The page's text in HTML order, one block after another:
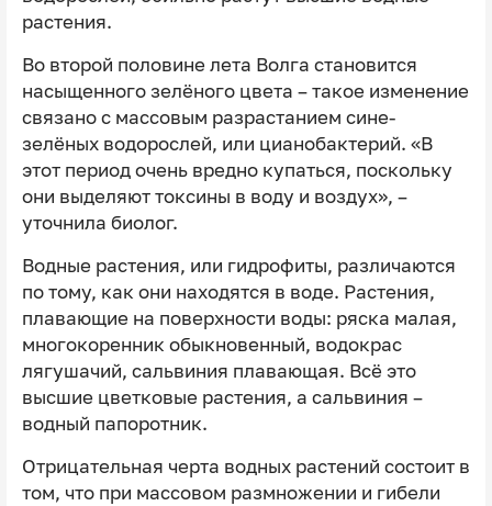
растения.
Во второй половине лета Волга становится
насыщенного зелёного цвета – такое изменение
связано с массовым разрастанием сине-
зелёных водорослей, или цианобактерий. «В
этот период очень вредно купаться, поскольку
они выделяют токсины в воду и воздух», –
уточнила биолог.
Водные растения, или гидрофиты, различаются
по тому, как они находятся в воде. Растения,
плавающие на поверхности воды: ряска малая,
многокоренник обыкновенный, водокрас
лягушачий, сальвиния плавающая. Всё это
высшие цветковые растения, а сальвиния –
водный папоротник.
Отрицательная черта водных растений состоит в
том, что при массовом размножении и гибели